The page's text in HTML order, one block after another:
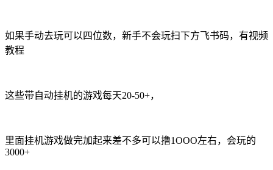
如果手动去玩可以四位数，新手不会玩扫下方飞书码，有视频
教程
这些带自动挂机的游戏每天20-50+，
里面挂机游戏做完加起来差不多可以撸1OOO左右，会玩的
3000+